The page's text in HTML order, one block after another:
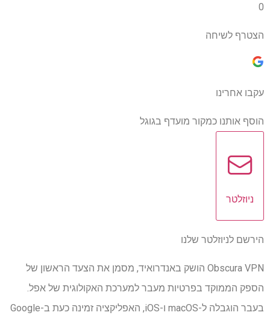
0
הצטרף לשיחה
עקבו אחרינו
הוסף אותנו כמקור מועדף בגוגל
ניוזלטר
הירשם לניוזלטר שלנו
Obscura VPN הושק באנדרואיד, מסמן את הצעד הראשון של
הספק הממוקד בפרטיות מעבר למערכת האקולוגית של אפל.
בעבר הוגבלה ל-macOS ו-iOS, האפליקציה זמינה כעת ב-Google